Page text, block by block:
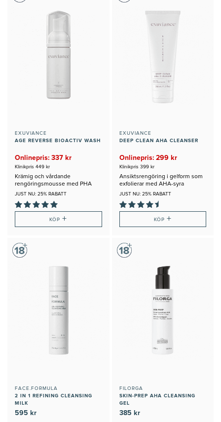
EXUVIANCE
AGE REVERSE BIOACTIV WASH
Onlinepris: 337 kr
Klinikpris 449 kr
Krämig och vårdande
rengöringsmousse med PHA
syra
JUST NU: 25% RABATT
KÖP+
EXUVIANCE
DEEP CLEAN AHA CLEANSER
Onlinepris: 299 kr
Klinikpris 399 kr
Ansiktsrengöring i gelform som
exfolierar med AHA-syra
JUST NU: 25% RABATT
KÖP +
FACE.FORMULA
2 IN 1 REFINING CLEANSING
MILK
595 kr
FILORGA
SKIN-PREP AHA CLEANSING
GEL
385 kr